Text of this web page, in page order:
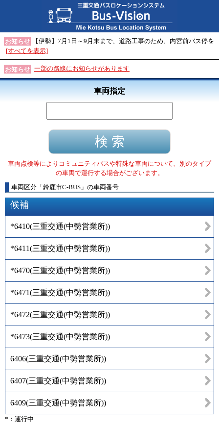
お知らせ
【伊勢】7月1日～9月末まで、道路工事のため、内宮前バス停を
[すべてを表示]
お知らせ 一部の路線にお知らせがあります
車両指定
車両点検等によりコミュニティバスや特殊な車両について、別のタイプ
の車両で運行する場合がございます。
車両区分 「 鈴鹿市C-BUS 」 の車両番号
候補
*6410(三重交通(中勢営業所))
*6411(三重交通(中勢営業所))
*6470(三重交通(中勢営業所))
*6471(三重交通(中勢営業所))
*6472(三重交通(中勢営業所))
*6473(三重交通(中勢営業所))
6406(三重交通(中勢営業所))
6407(三重交通(中勢営業所))
6409(三重交通(中勢営業所))
*：運行中